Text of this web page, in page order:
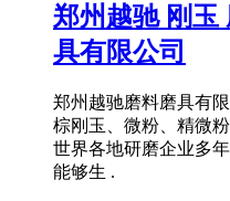
郑州越驰 刚玉
具有限公司
郑州越驰磨料磨具有
棕刚玉、微粉、精微
世界各地研磨企业多
能够生 .